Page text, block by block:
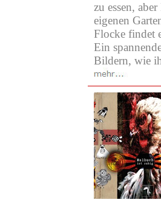
zu essen,
eigenen
Flocke findet
Ein
Bildern, wie